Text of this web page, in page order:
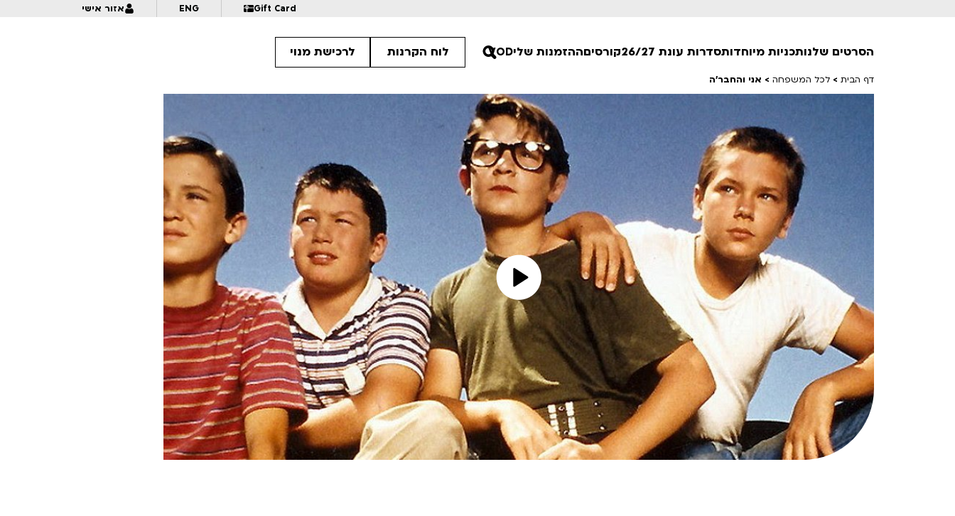
Gift Card
ENG אזור אישי
הסרטים שלנו
חופשי למנויים
טרום בכורה
חדשים
סרט פלוס
לילדים ולכל המשפחה
הקרנות על פופים
מועדון אנגלית לקטנטנים
מועדון אנגלית לכל המשפחה
ראשון בקולנוע
שלישי בשלייקס
אפטר בסינמטק
Teen Screen
קולנוע ישראלי
לפי ימים
הדרכים הלא ידועות
לפרטים
פסטיבל אנימיקס 2026
לפרטים
תכניות מיוחדותסדרות עונת 26/27 קורסיםההזמנות שליVOD לוח הקרנות לרכישת מנוי
דף הבית > לכל המשפחה > אני והחבר'ה